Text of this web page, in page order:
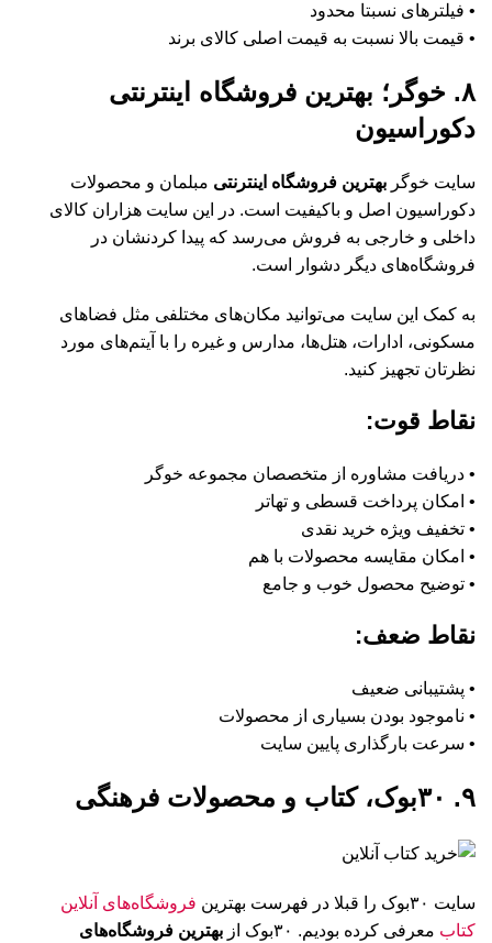
• فیلتر‌های نسبتا محدود
• قیمت بالا نسبت به قیمت اصلی کالای برند
۸. خوگر؛ بهترین فروشگاه اینترنتی
دکوراسیون
سایت خوگر بهترین فروشگاه اینترنتی مبلمان و محصولات
دکوراسیون اصل و باکیفیت است. در این سایت هزاران کالای
داخلی و خارجی به فروش می‌رسد که پیدا کردنشان در
فروشگاه‌های دیگر دشوار است.
به کمک این سایت می‌توانید مکان‌های مختلفی مثل فضا‌های
مسکونی، ادارات، هتل‌ها، مدارس و غیره را با آیتم‌های مورد
نظرتان تجهیز کنید.
نقاط قوت:
• دریافت مشاوره از متخصصان مجموعه خوگر
• امکان پرداخت قسطی و تهاتر
• تخفیف ویژه خرید نقدی
• امکان مقایسه محصولات با هم
• توضیح محصول خوب و جامع
نقاط ضعف:
• پشتیبانی ضعیف
• ناموجود بودن بسیاری از محصولات
• سرعت بارگذاری پایین سایت
۹. ۳۰بوک، کتاب و محصولات فرهنگی
سایت ۳۰بوک را قبلا در فهرست بهترین
فروشگاه‌های آنلاین
کتاب معرفی کرده بودیم. ۳۰بوک از
بهترین فروشگاه‌های